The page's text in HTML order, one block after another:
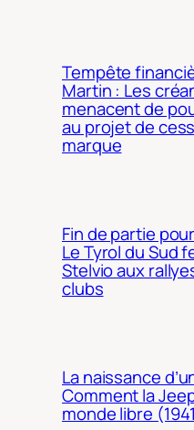
Tempête
Martin : Les
menacent de
au projet de
marque
Fin de partie
Le Tyrol du Sud
Stelvio aux
clubs
La naissance
Comment la
monde libre